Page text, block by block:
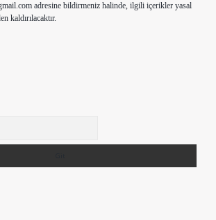
adresine bildirmeniz halinde, ilgili içerikler yasal
kaldırılacaktır.